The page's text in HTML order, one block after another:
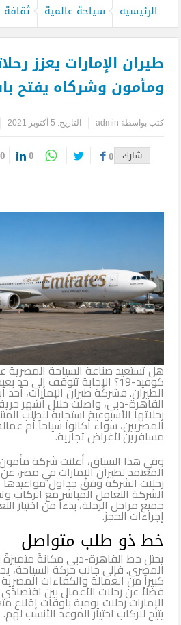
الرئيسيه سياحة عالمية ثقافة
طيران الإمارات يعزز
ومأمون وشركاه يفتح
كتب بواسطة admin التاريخ: 5 أكتوبر 2021
شارك 0
0
0
هل تستعيد صناعة السياحة المصرية
كوفيد-19؟ الإجابة تتوقف إلى
الطيران. فشركة طيران الإمارات، أحد
رحلاتها الأسبوعية استجابةً للطلب
المصريين، سواء أكانوا سياحاً أم
مسافرين لأغراض تجارية.
وفي هذا السياق، أعلنت شركة
المعتمد لطيران الإمارات في مصر،
رحلات الشركة وفق جداول مواعيدها
الشركة التعامل المباشر مع الركاب
جميع مراحل الرحلة، بدءاً من اختيار
إجراءات الحجز.
خط ذو طلب متواصل
يحتل خط القاهرة-دبي مكانةً
المصري. فإلى جانب حركة السياحة،
كبيراً من العمالة والكفاءات
فضلاً عن رحلات الأعمال بين
الإمارات رحلات يومية بأوقات إقلاع
يتيح للركاب اختيار الموعد الأنسب لهم.